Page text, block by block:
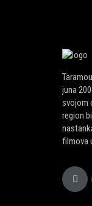
juna
svojom
region
filmova